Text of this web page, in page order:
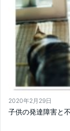
2020年2月29日
子供の発達障害と